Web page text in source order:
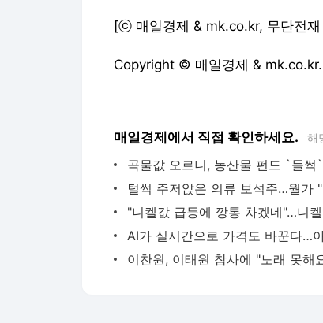
[ⓒ 매일경제 & mk.co.kr, 무단전재
Copyright © 매일경제 &
매일경제에서 직접 확인하세요. 해